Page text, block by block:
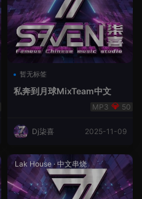
暂无标签
私奔到月球MixTeam中文
50
Dj柒喜 2025-11-09
Lak House·中文串烧